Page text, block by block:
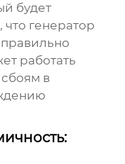
будет
что генератор
работать
в